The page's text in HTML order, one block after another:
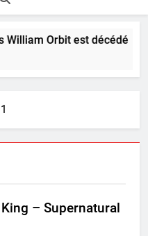
William Orbit est décédé
King – Supernatural